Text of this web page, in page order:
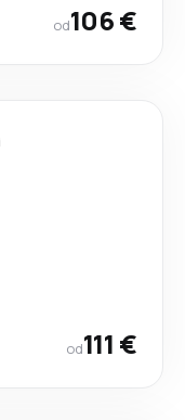
od106 €
od111 €